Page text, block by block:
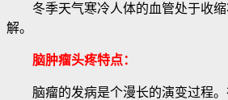
冬季天气寒冷人体的血管处于收缩
解。
脑肿瘤头疼特点：
脑瘤的发病是个漫长的演变过程。